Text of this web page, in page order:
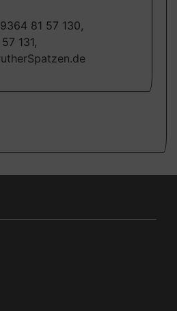
81 57 130,
131,